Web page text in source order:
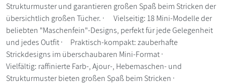
Strukturmuster und garantieren großen Spaß beim Stricken der
übersichtlich großen Tücher. · Vielseitig: 18 Mini-Modelle der
beliebten "Maschenfein"-Designs, perfekt für jede Gelegenheit
und jedes Outfit · Praktisch-kompakt: zauberhafte
Strickdesigns im überschaubaren Mini-Format ·
Vielfältig: raffinierte Farb-, Ajour-, Hebemaschen- und
Strukturmuster bieten großen Spaß beim Stricken ·